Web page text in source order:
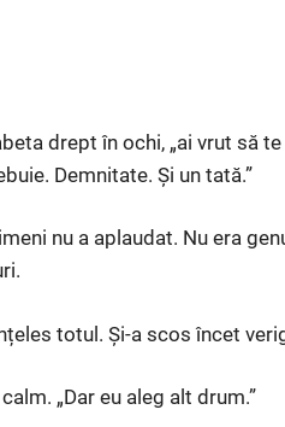
drept în ochi, „ai vrut să
Demnitate. Și un tată.”
nu a aplaudat. Nu era
totul. Și-a scos încet
„Dar eu aleg alt drum.”